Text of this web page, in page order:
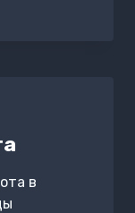
в